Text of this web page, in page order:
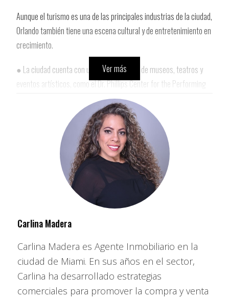
Aunque el turismo es una de las principales industrias de la ciudad,
Orlando también tiene una escena cultural y de entretenimiento en
crecimiento.
● La ciudad cuenta con una gran cantidad de museos, teatros y
eventos artísticos, como el Dr. Phillips Center for the Performing
Arts y el Orlando Museum of Art.
● Zonas como Winter Park y Mills 50 ofrecen una experiencia
gastronómica diversa, con restaurantes de alta cocina y
cafeterías locales.
● Eventos como el Orlando Fringe Festival y el FusionFest destacan
la diversidad cultural de la región.
Si bien el costo de vida ha aumentado en muchas ciudades de EE.
UU., Orlando sigue siendo relativamente asequible en comparación
con otras áreas metropolitanas.
Ver más
Carlina Madera
Carlina Madera es Agente Inmobiliario en la
ciudad de Miami. En sus años en el sector,
Carlina ha desarrollado estrategias
comerciales para promover la compra y venta